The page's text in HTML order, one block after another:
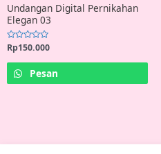
Undangan Digital Pernikahan
Elegan 03
Rated
out
Rp150.000
Pesan